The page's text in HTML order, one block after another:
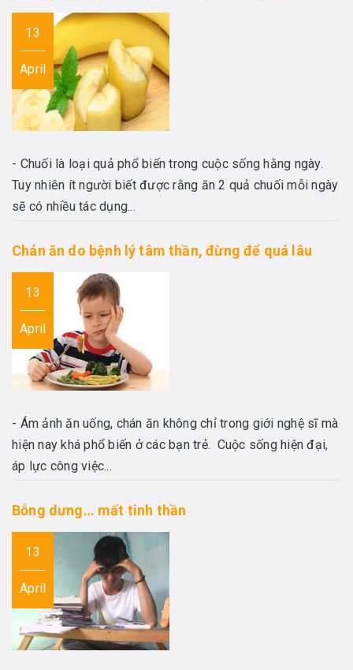
13
April
- Chuối là loại quả phổ biến trong cuộc sống hằng ngày.
Tuy nhiên ít người biết được rằng ăn 2 quả chuối mỗi ngày
sẽ có nhiều tác dụng...
Chán ăn do bệnh lý tâm thần, đừng để quá lâu
13
April
- Ám ảnh ăn uống, chán ăn không chỉ trong giới nghệ sĩ mà
hiện nay khá phổ biến ở các bạn trẻ. Cuộc sống hiện đại,
áp lực công việc...
Bỗng dưng… mất tinh thần
13
April